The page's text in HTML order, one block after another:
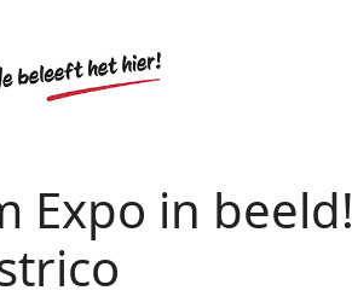
Expo in beeld!